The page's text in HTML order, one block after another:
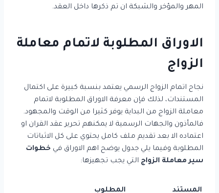
المهر والمؤخر والشبكة ان تم ذكرها داخل العقد.
الاوراق المطلوبة لاتمام معاملة
الزواج
نجاح اتمام الزواج الرسمي يعتمد بنسبة كبيرة على اكتمال
المستندات، لذلك فإن معرفة الاوراق المطلوبة لاتمام
معاملة الزواج من البداية يوفر كثيرا من الوقت والمجهود.
فالمأذون والجهات الرسمية لا يمكنهم تحرير عقد القران او
اعتماده الا بعد تقديم ملف كامل يحتوي على كل الاثباتات
المطلوبة وفيما يلي جدول يوضح اهم الاوراق في خطوات
سير معاملة الزواج التي يجب تجهيزها:
المستند
المطلوب